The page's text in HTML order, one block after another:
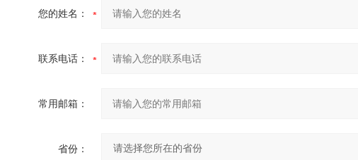
您的姓名：
联系电话：
常用邮箱：
省份：